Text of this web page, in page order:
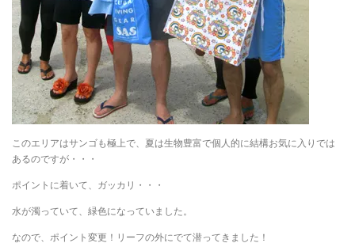
このエリアはサンゴも極上で、夏は生物豊富で個人的に結構お気に入りでは
あるのですが・・・
ポイントに着いて、ガッカリ・・・
水が濁っていて、緑色になっていました。
なので、ポイント変更！リーフの外にでて潜ってきました！